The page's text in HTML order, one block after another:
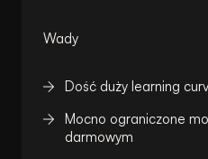
Wady
Dość duży learning
Mocno ograniczone
darmowym